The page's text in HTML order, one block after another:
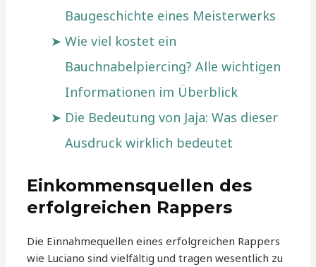
Baugeschichte eines Meisterwerks
Wie viel kostet ein
Bauchnabelpiercing? Alle wichtigen
Informationen im Überblick
Die Bedeutung von Jaja: Was dieser
Ausdruck wirklich bedeutet
Einkommensquellen des
erfolgreichen Rappers
Die Einnahmequellen eines erfolgreichen Rappers
wie Luciano sind vielfältig und tragen wesentlich zu